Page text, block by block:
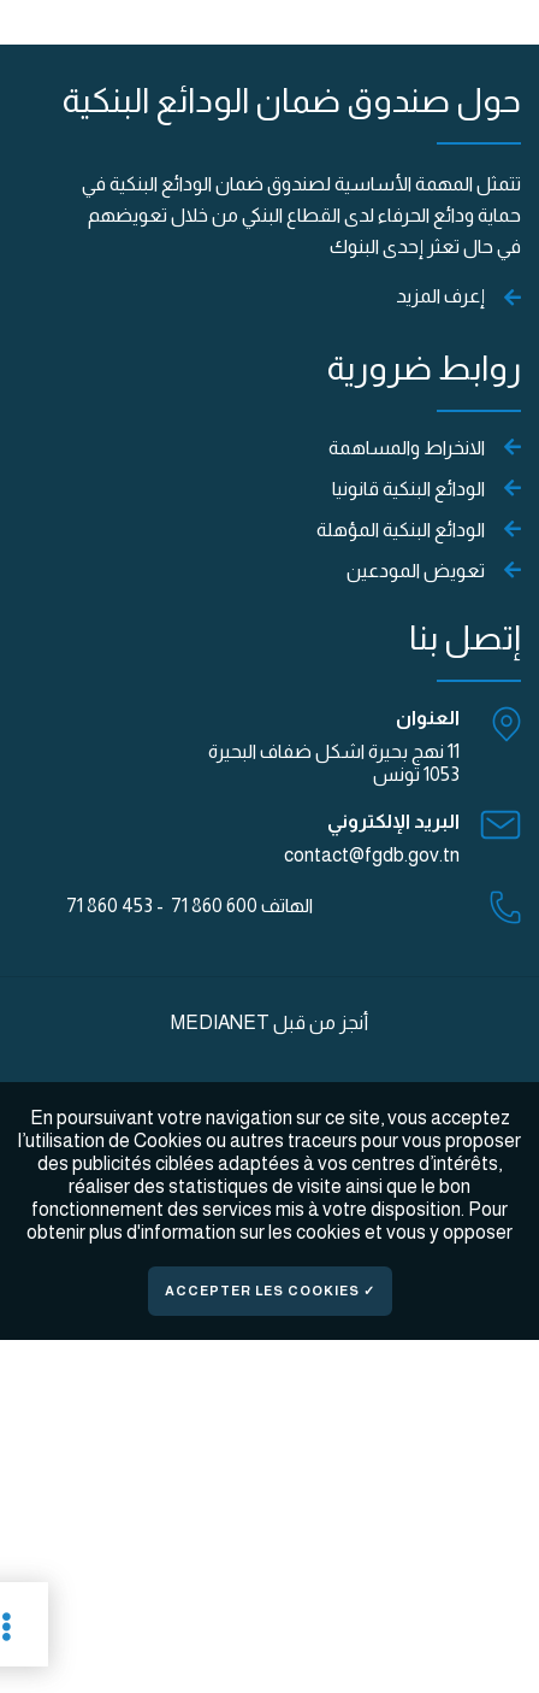
حول صندوق ضمان الودائع البنكية
تتمثل المهمة الأساسية لصندوق ضمان الودائع البنكية في
حماية ودائع الحرفاء لدى القطاع البنكي من خلال تعويضهم
في حال تعثر إحدى البنوك
إعرف المزيد
روابط ضرورية
الانخراط والمساهمة
الودائع البنكية قانونيا
الودائع البنكية المؤهلة
تعويض المودعين
إتصل بنا
العنوان
1053 تونس
البريد الإلكتروني
contact@fgdb.gov.tn
الهاتف600 860 71 - 453 860 71
أنجز من قبلMEDIANET
En poursuivant votre navigation sur ce site, vous acceptez
l’utilisation de Cookies ou autres traceurs pour vous proposer
des publicités ciblées adaptées à vos centres d’intérêts,
réaliser des statistiques de visite ainsi que le bon
fonctionnement des services mis à votre disposition. Pour
obtenir plus d'information sur les cookies et vous y opposer